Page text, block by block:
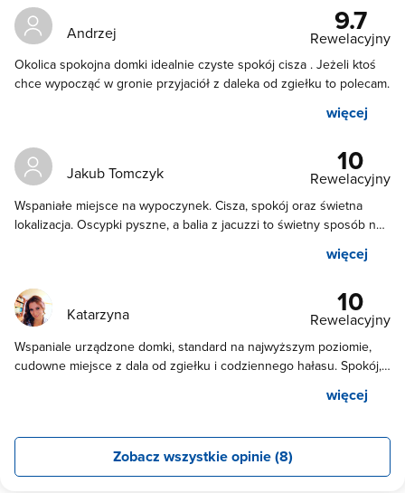
Andrzej 9.7
Rewelacyjny
Okolica spokojna domki idealnie czyste spokój cisza . Jeżeli ktoś
chce wypocząć w gronie przyjaciół z daleka od zgiełku to polecam.
więcej
Jakub Tomczyk 10
Rewelacyjny
Wspaniałe miejsce na wypoczynek. Cisza, spokój oraz świetna
lokalizacja. Oscypki pyszne, a balia z jacuzzi to świetny sposób na
trampoliną. Gospodarze bardzo serdeczni, mili i pomocni. Polecam
więcej
Katarzyna 10
Rewelacyjny
Wspaniale urządzone domki, standard na najwyższym poziomie,
cudowne miejsce z dala od zgiełku i codziennego hałasu. Spokój,
Jesteśmy pod ogromnym wrażeniem nie tylko miejsca, ale także
zapomina. Mamy nadzieję, że do zobaczenia wkrótce. :)
więcej
Zobacz wszystkie opinie (8)